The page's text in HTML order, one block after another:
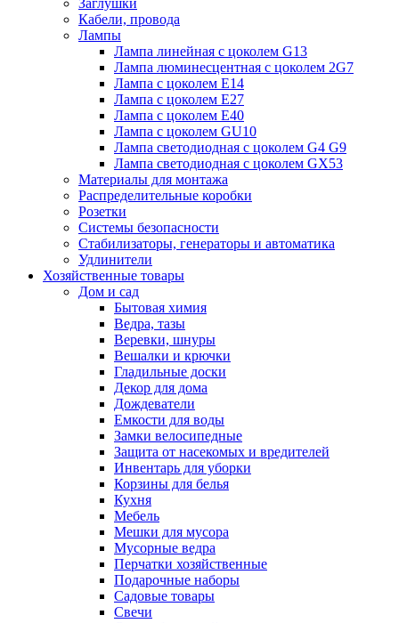
Кабели, провода
Лампы
Лампа линейная с цоколем G13
Лампа люминесцентная с цоколем 2G7
Лампа с цоколем E14
Лампа с цоколем E27
Лампа с цоколем E40
Лампа с цоколем GU10
Лампа светодиодная с цоколем G4 G9
Лампа светодиодная с цоколем GX53
Материалы для монтажа
Распределительные коробки
Розетки
Системы безопасности
Стабилизаторы, генераторы и автоматика
Удлинители
Хозяйственные товары
Дом и сад
Бытовая химия
Ведра, тазы
Веревки, шнуры
Вешалки и крючки
Гладильные доски
Декор для дома
Дождеватели
Емкости для воды
Замки велосипедные
Защита от насекомых и вредителей
Инвентарь для уборки
Корзины для белья
Кухня
Мебель
Мешки для мусора
Мусорные ведра
Перчатки хозяйственные
Подарочные наборы
Садовые товары
Свечи